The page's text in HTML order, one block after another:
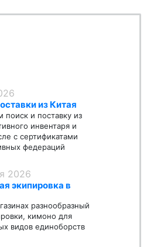
из Китая
поиск и поставку из
инвентаря и
с сертификатами
федераций
2026
экипировка в
разнообразный
кимоно для
видов единоборств